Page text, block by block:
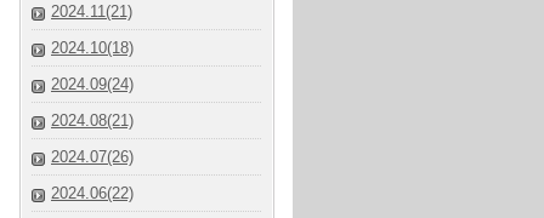
2024.11(21)
2024.10(18)
2024.09(24)
2024.08(21)
2024.07(26)
2024.06(22)